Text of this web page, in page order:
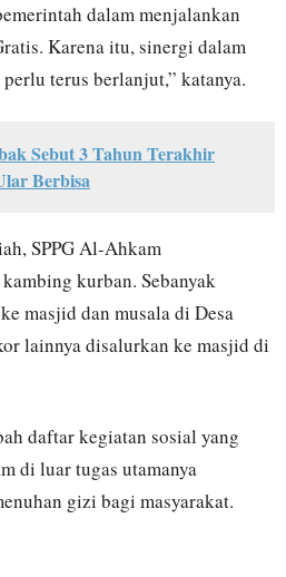
dalam menjalankan
Karena itu, sinergi dalam
terus berlanjut,” katanya.
Sebut 3 Tahun Terakhir
Berbisa
SPPG Al-Ahkam
kurban. Sebanyak
masjid dan musala di Desa
lainnya disalurkan ke masjid di
daftar kegiatan sosial yang
di luar tugas utamanya
gizi bagi masyarakat.